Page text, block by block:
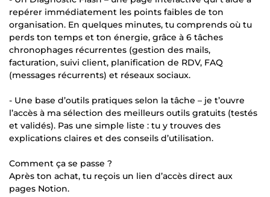
repérer immédiatement les points faibles de ton
organisation. En quelques minutes, tu comprends où tu
perds ton temps et ton énergie, grâce à 6 tâches
chronophages récurrentes (gestion des mails,
facturation, suivi client, planification de RDV, FAQ
(messages récurrents) et réseaux sociaux.
- Une base d’outils pratiques selon la tâche – je t’ouvre
l’accès à ma sélection des meilleurs outils gratuits (testés
et validés). Pas une simple liste : tu y trouves des
explications claires et des conseils d’utilisation.
Comment ça se passe ?
Après ton achat, tu reçois un lien d’accès direct aux
pages Notion.